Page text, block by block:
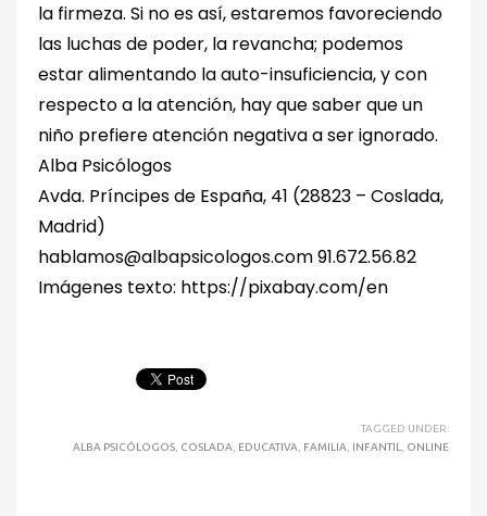
la firmeza. Si no es así, estaremos favoreciendo
las luchas de poder, la revancha; podemos
estar alimentando la auto-insuficiencia, y con
respecto a la atención, hay que saber que un
niño prefiere atención negativa a ser ignorado.
Alba Psicólogos
Avda. Príncipes de España, 41 (28823 – Coslada,
Madrid)
hablamos@albapsicologos.com 91.672.56.82
Imágenes texto: https://pixabay.com/en
TAGGED UNDER:
ALBA PSICÓLOGOS COSLADA EDUCATIVA FAMILIA INFANTIL ONLINE